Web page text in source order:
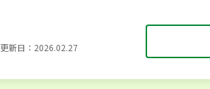
更新日：2026.02.27